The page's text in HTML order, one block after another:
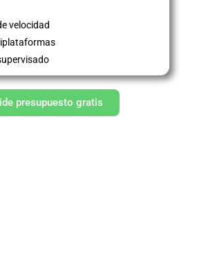
velocidad
presupuesto gratis